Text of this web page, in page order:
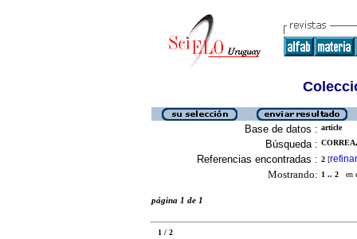
Base de datos : article
Búsqueda :
Referencias encontradas : 2 [refinar
Mostrando: 1 .. 2 en
página 1 de 1
1 / 2